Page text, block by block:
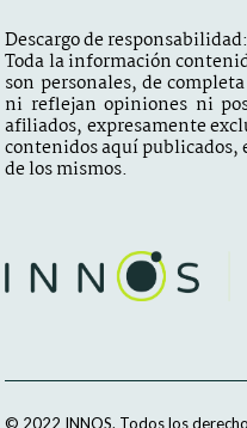
Descargo de responsabilidad:
Toda la información
son personales, de
ni reflejan opiniones ni
afiliados, expresamente
contenidos aquí
de los mismos.
© 2022 INNOS. Todos los